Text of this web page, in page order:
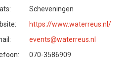
Scheveningen
https://www.waterreus.nl/
events@waterreus.nl
070-3586909